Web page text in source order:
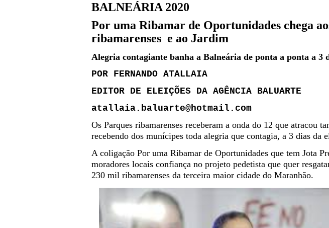
BALNEÁRIA 2020
Por uma Ribamar de Oportunidades chega
ribamarenses e ao Jardim
Alegria contagiante banha a Balneária de ponta a ponta a 3
POR FERNANDO ATALLAIA
EDITOR DE ELEIÇÕES DA AGÊNCIA BALUARTE
atallaia.baluarte@hotmail.com
Os Parques ribamarenses receberam a onda do 12 que atracou
recebendo dos munícipes toda alegria que contagia, a 3 dias da
A coligação Por uma Ribamar de Oportunidades que tem Jota
moradores locais confiança no projeto pedetista que quer
230 mil ribamarenses da terceira maior cidade do Maranhão.